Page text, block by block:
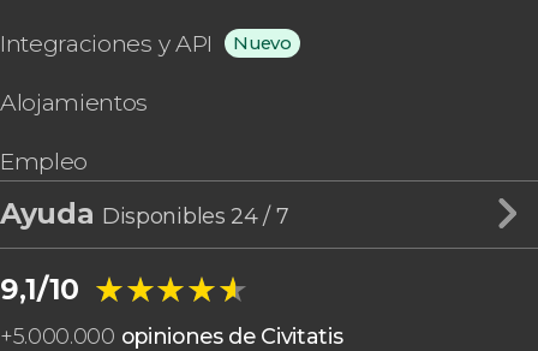
Integraciones y API Nuevo
Alojamientos
Empleo
Ayuda Disponibles 24 / 7
9,1/10 ★★★★★
★★★★★
+5.000.000 opiniones de Civitatis